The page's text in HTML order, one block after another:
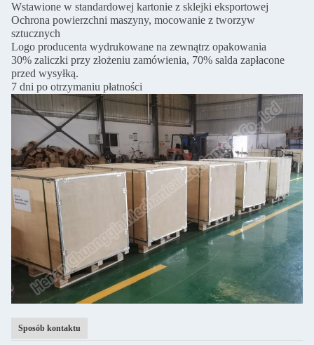
Wstawione w standardowej kartonie z sklejki eksportowej
Ochrona powierzchni maszyny, mocowanie z tworzyw
sztucznych
Logo producenta wydrukowane na zewnątrz opakowania
30% zaliczki przy złożeniu zamówienia, 70% salda zapłacone
przed wysyłką.
7 dni po otrzymaniu płatności
Sposób kontaktu